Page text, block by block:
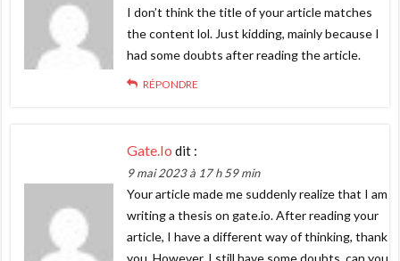
I don’t think the title of your article matches
the content lol. Just kidding, mainly because I
had some doubts after reading the article.
RÉPONDRE
Gate.io dit :
9 mai 2023 à 17 h 59 min
Your article made me suddenly realize that I am
writing a thesis on gate.io. After reading your
article, I have a different way of thinking, thank